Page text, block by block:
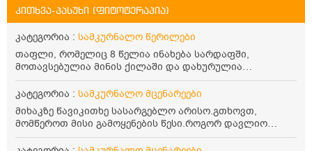
კითხვა-პასუხი (ფიტოტერაპია)
კატეგორია : სამკურნალო წერილები
თაფლი, რომელიც 8 წელია ინახება სარდაფში,
მოთავსებულია მინის ქილაში და დახურულია
პლასტმასის სახურავით. ექნება თუ არა შენარჩუნებული
სასარგებლო თვისებები და შეიძლება თუ არა მისი
მირთმევა? გმადლობთ.
კატეგორია : სამკურნალო მცენარეები
მიხაკზე წავიკითხე სასარგებლო არისო.გთხოვთ,
მომწეროთ მისი გამოყენების წესი.როგორ დავლიო
მიხაკის ჩაი. ასევე მაინტერესებს ლეიკოციტები მაქვს